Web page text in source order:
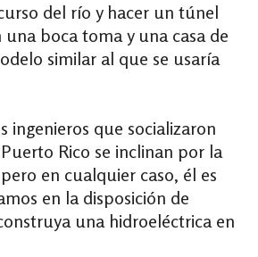
del río y hacer un túnel
boca toma y una casa de
similar al que se usaría
ingenieros que socializaron
Rico se inclinan por la
en cualquier caso, él es
en la disposición de
una hidroeléctrica en